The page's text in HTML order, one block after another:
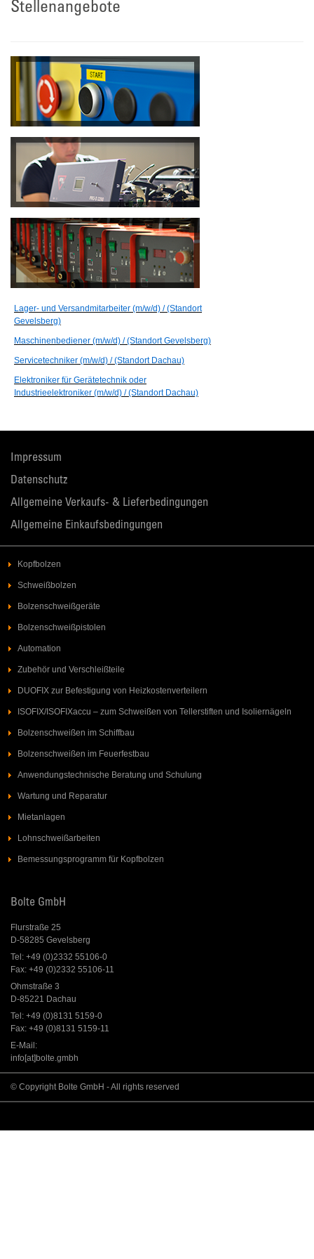
Stellenangebote
Lager- und Versandmitarbeiter (m/w/d) / (Standort
Gevelsberg)
Maschinenbediener (m/w/d) / (Standort Gevelsberg)
Servicetechniker (m/w/d) / (Standort Dachau)
Elektroniker für Gerätetechnik oder
Industrieelektroniker (m/w/d) / (Standort Dachau)
Impressum
Datenschutz
Allgemeine Verkaufs- & Lieferbedingungen
Allgemeine Einkaufsbedingungen
Kopfbolzen
Schweißbolzen
Bolzenschweißgeräte
Bolzenschweißpistolen
Automation
Zubehör und Verschleißteile
DUOFIX zur Befestigung von Heizkostenverteilern
ISOFIX/ISOFIXaccu – zum Schweißen von Tellerstiften und Isoliernägeln
Bolzenschweißen im Schiffbau
Bolzenschweißen im Feuerfestbau
Anwendungstechnische Beratung und Schulung
Wartung und Reparatur
Mietanlagen
Lohnschweißarbeiten
Bemessungsprogramm für Kopfbolzen
Bolte GmbH
Flurstraße 25
D-58285 Gevelsberg
Tel: +49 (0)2332 55106-0
Fax: +49 (0)2332 55106-11
Ohmstraße 3
D-85221 Dachau
Tel: +49 (0)8131 5159-0
Fax: +49 (0)8131 5159-11
E-Mail:
info[at]bolte.gmbh
© Copyright Bolte GmbH - All rights reserved